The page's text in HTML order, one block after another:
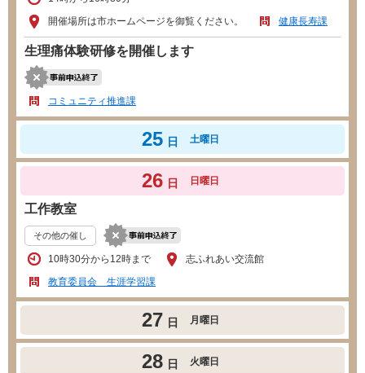
開催場所は市ホームページを御覧ください。
健康長寿課
生理痛体験研修を開催します
コミュニティ推進課
25 日 土曜日
26 日 日曜日
工作教室
その他の催し
10時30分から12時まで
志ふれあい交流館
教育委員会 生涯学習課
27 日 月曜日
28 日 火曜日